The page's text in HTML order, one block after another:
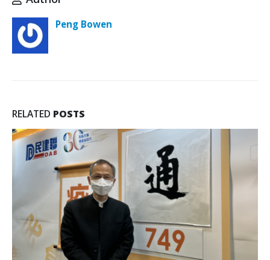
Peng Bowen
RELATED POSTS